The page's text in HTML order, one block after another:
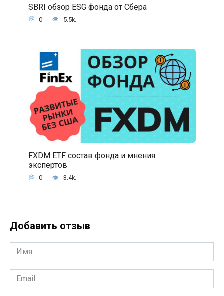
SBRI обзор ESG фонда от Сбера
0 5.5k.
FXDM ETF состав фонда и мнения
экспертов
0 3.4k.
Добавить отзыв
Имя
*
Email
*